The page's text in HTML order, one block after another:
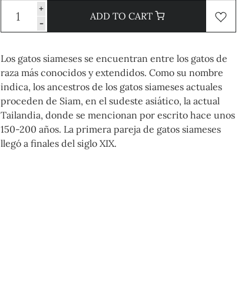
+
-
ADD TO CART
Los gatos siameses se encuentran entre los gatos de
raza más conocidos y extendidos. Como su nombre
indica, los ancestros de los gatos siameses actuales
proceden de Siam, en el sudeste asiático, la actual
Tailandia, donde se mencionan por escrito hace unos
150-200 años. La primera pareja de gatos siameses
llegó a finales del siglo XIX.